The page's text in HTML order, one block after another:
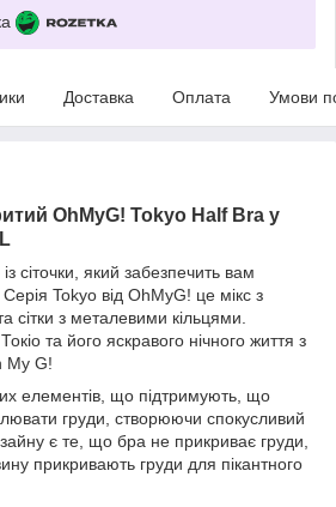
Доставка Оплата Умови
OhMyG! Tokyo Half Bra у
сіточки, який забезпечить вам
Tokyo від OhMyG! це мікс з
сітки з металевими кільцями.
та його яскравого нічного життя з
My G!
елементів, що підтримують, що
груди, створюючи спокусливий
є те, що бра не прикриває груди,
прикривають груди для пікантного